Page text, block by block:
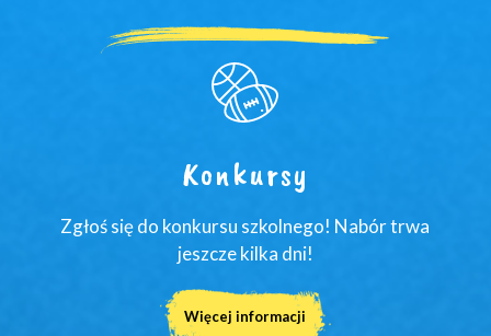
Konkursy
Zgłoś się do konkursu szkolnego! Nabór trwa
jeszcze kilka dni!
Więcej informacji